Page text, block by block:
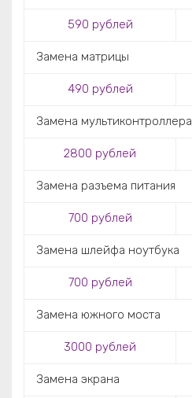
590 рублей
Замена матрицы
490 рублей
Замена мультиконтроллера
2800 рублей
Замена разъема питания
700 рублей
Замена шлейфа ноутбука
700 рублей
Замена южного моста
3000 рублей
Замена экрана